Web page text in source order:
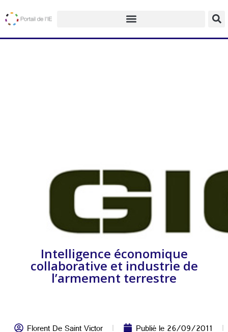
Intelligence économique
collaborative et industrie de
l’armement terrestre